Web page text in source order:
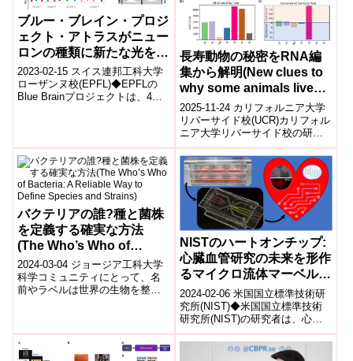
ブルー・ブレイン・プロジ
ェクト・アトラスがニュー
ロンの種類に新たな光を当
てる(New release of Blue
Brain Project Atlas sheds
light on neuron types)
2023-02-15 スイス連邦工科大学
ローザンヌ校(EPFL)◆EPFLの
Blue Brainプロジェクトは、4年
長寿動物の秘密をRNA編
集から解明(New clues to
why some animals live
longer)
2025-11-24 カリフォルニア大学
リバーサイド校(UCR)カリフォル
ニア大学リバーサイド校の研究
チームは、哺乳類の寿命差を生
み出す“長寿の分子基盤”を解明...
バクテリアの誰?種と菌株
を定義する確実な方法
(The Who’s Who of
Bacteria: A Reliable Way
to Define Species and
Strains)
2024-03-04 ジョージア工科大学
科学コミュニティにとって、名
前やラベルは世界の生物を整理
NISTのハートオンチップ:
心臓血管研究の未来を形作
るマイクロ流体マーベル
(NIST’s Heart-on-a-Chip:
A Microfluidic Marvel
Shaping the Future of
Cardiovascular
Research)
2024-02-06 米国国立標準技術研
究所(NIST)◆米国国立標準技術
研究所(NIST)の研究者は、心臓
疾患の研究に人間のようなモデ
ルを模倣するシステムを開...